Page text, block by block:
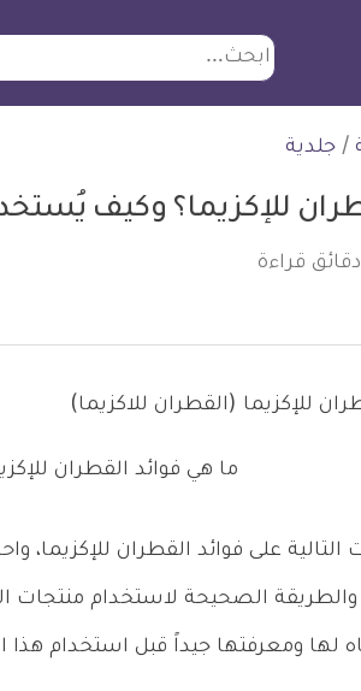
ابحث
/ جلدية
للإكزيما؟ وكيف
قراءة
ما هي فوائد القطران
التالية على فوائد القطران
والطريقة الصحيحة لاستخدام منتجات
لها ومعرفتها جيداً قبل استخدام